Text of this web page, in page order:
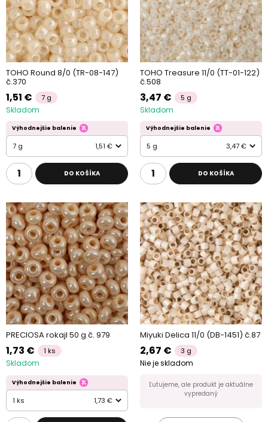
TOHO Round 8/0 (TR-08-147)
č.370
1,51 € 7 g
Skladom
Výhodnejšie balenie
7 g 1,51 €
DO KOŠÍKA
TOHO Treasure 11/0 (TT-01-122)
č.508
3,47 € 5 g
Skladom
Výhodnejšie balenie
5 g 3,47 €
DO KOŠÍKA
PRECIOSA rokajl 50 g č. 979
1,73 € 1 ks
Skladom
Výhodnejšie balenie
1 ks 1,73 €
Miyuki Delica 11/0 (DB-1451) č.87
2,67 € 3 g
Nie je skladom
Ľutujeme, ale produkt je aktuálne
vypredaný